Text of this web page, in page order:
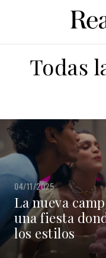
Todas
04/11/2025
La nueva
una fiesta
los estilos